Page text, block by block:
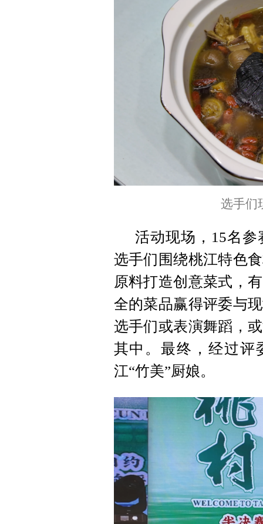
选手们
活动现场，15名
选手们围绕桃江特色
原料打造创意菜式，
全的菜品赢得评委与
选手们或表演舞蹈，
其中。最终，经过评
江“竹美”厨娘。